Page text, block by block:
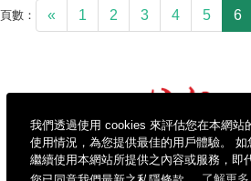
我們透過使用 cookies 來評估您在本網站
使用情況，為您提供最佳的用戶體驗。 如
繼續使用本網站所提供之內容或服務，即
頁數： « 1 2 3 4 5 6
信報財經新聞有限公司版權所